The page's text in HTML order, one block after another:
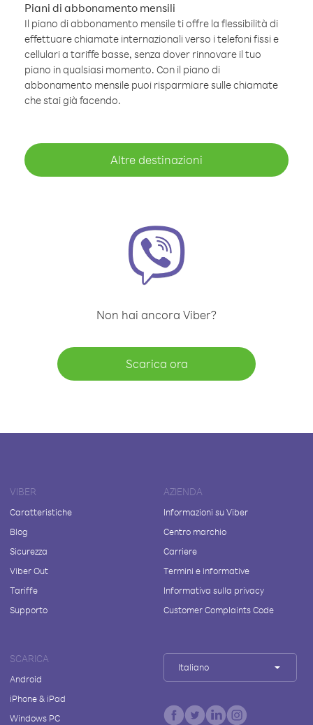
Piani di abbonamento mensili
Il piano di abbonamento mensile ti offre la flessibilità di
effettuare chiamate internazionali verso i telefoni fissi e
cellulari a tariffe basse, senza dover rinnovare il tuo
piano in qualsiasi momento. Con il piano di
abbonamento mensile puoi risparmiare sulle chiamate
che stai già facendo.
Altre destinazioni
Non hai ancora Viber?
Scarica ora
VIBER
Caratteristiche
Blog
Sicurezza
Viber Out
Tariffe
Supporto
AZIENDA
Informazioni su Viber
Centro marchio
Carriere
Termini e informative
Informativa sulla privacy
Customer Complaints Code
SCARICA
Android
iPhone & iPad
Windows PC
Italiano